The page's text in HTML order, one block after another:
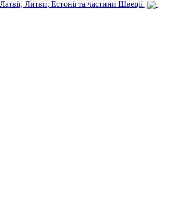
Литви, Естонії та частини Швеції